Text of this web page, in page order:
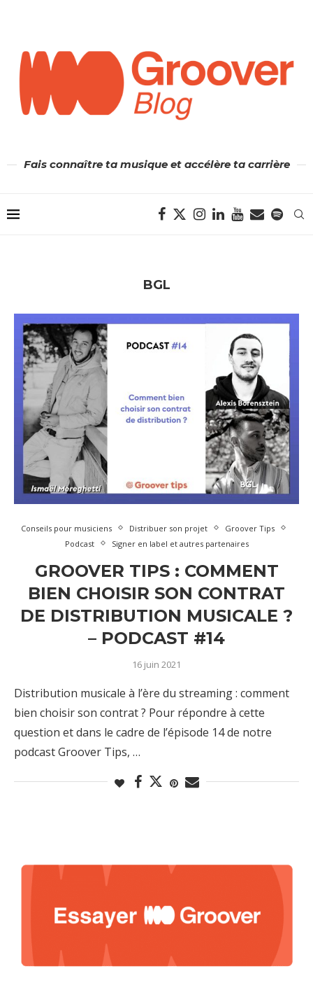
Fais connaître ta musique et accélère ta carrière
BGL
Conseils pour musiciens Distribuer son projet
Groover Tips
Podcast
Signer en label et autres partenaires
GROOVER TIPS : COMMENT
BIEN CHOISIR SON CONTRAT
DE DISTRIBUTION MUSICALE ?
– PODCAST #14
16 juin 2021
Distribution musicale à l’ère du streaming : comment
bien choisir son contrat ? Pour répondre à cette
question et dans le cadre de l’épisode 14 de notre
podcast Groover Tips, …